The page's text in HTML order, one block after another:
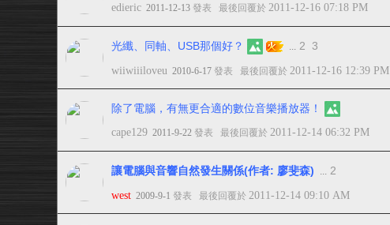
edieric 2011-12-13 發表 最後回覆於 2011-12-16 07:18 PM
光纖、同軸、USB那個好？ ... 2 3
wiiwiiiloveu 2010-6-17 發表 最後回覆於 2011-12-16 12:39 PM
除了電腦，有無更合適的數位音樂播放器！
cape129 2011-9-22 發表 最後回覆於 2011-12-14 06:32 PM
讓電腦與音響自然發生關係(作者: 廖斐森) ... 2
west 2009-9-1 發表 最後回覆於 2011-12-14 09:10 AM